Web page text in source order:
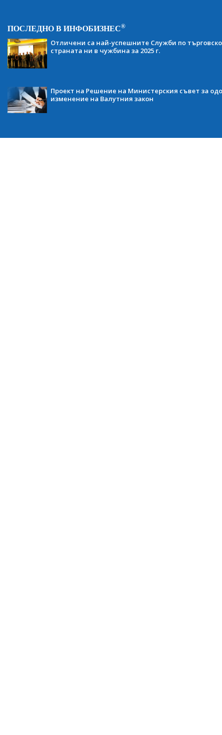
ПОСЛЕДНО В ИНФОБИЗНЕС®
Отличени са най-успешните Служби по
страната ни в чужбина за 2025 г.
Проект на Решение на Министерския съвет за
изменение на Валутния закон